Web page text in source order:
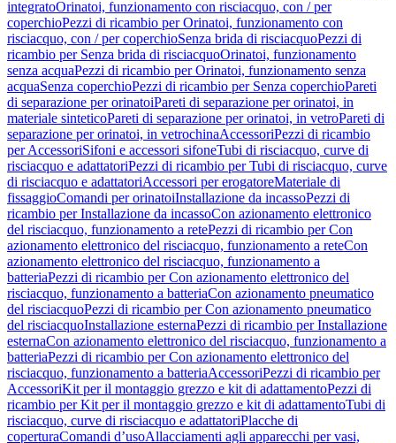
integratoOrinatoi, funzionamento con risciacquo, con / per
coperchioPezzi di ricambio per Orinatoi, funzionamento con
risciacquo, con / per coperchioSenza brida di risciacquoPezzi di
ricambio per Senza brida di risciacquoOrinatoi, funzionamento
senza acquaPezzi di ricambio per Orinatoi, funzionamento senza
acquaSenza coperchioPezzi di ricambio per Senza coperchioPareti
di separazione per orinatoiPareti di separazione per orinatoi, in
materiale sinteticoPareti di separazione per orinatoi, in vetroPareti di
separazione per orinatoi, in vetrochinaAccessoriPezzi di ricambio
per AccessoriSifoni e accessori sifoneTubi di risciacquo, curve di
risciacquo e adattatoriPezzi di ricambio per Tubi di risciacquo, curve
di risciacquo e adattatoriAccessori per erogatoreMateriale di
fissaggioComandi per orinatoiInstallazione da incassoPezzi di
ricambio per Installazione da incassoCon azionamento elettronico
del risciacquo, funzionamento a retePezzi di ricambio per Con
azionamento elettronico del risciacquo, funzionamento a reteCon
azionamento elettronico del risciacquo, funzionamento a
batteriaPezzi di ricambio per Con azionamento elettronico del
risciacquo, funzionamento a batteriaCon azionamento pneumatico
del risciacquoPezzi di ricambio per Con azionamento pneumatico
del risciacquoInstallazione esternaPezzi di ricambio per Installazione
esternaCon azionamento elettronico del risciacquo, funzionamento a
batteriaPezzi di ricambio per Con azionamento elettronico del
risciacquo, funzionamento a batteriaAccessoriPezzi di ricambio per
AccessoriKit per il montaggio grezzo e kit di adattamentoPezzi di
ricambio per Kit per il montaggio grezzo e kit di adattamentoTubi di
risciacquo, curve di risciacquo e adattatoriPlacche di
coperturaComandi d’usoAllacciamenti agli apparecchi per vasi,